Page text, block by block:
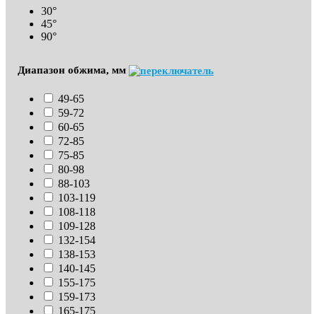
30°
45°
90°
Диапазон обжима, мм
49-65
59-72
60-65
72-85
75-85
80-98
88-103
103-119
108-118
109-128
132-154
138-153
140-145
155-175
159-173
165-175